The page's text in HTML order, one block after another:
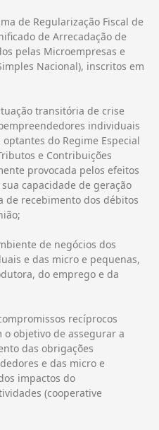
de Regularização Fiscal de
de Arrecadação de
pelas Microempresas e
Nacional), inscritos em
transitória de crise
individuais
do Regime Especial
e Contribuições
provocada pelos efeitos
capacidade de geração
de recebimento dos débitos
de negócios dos
e das micro e pequenas,
do emprego e da
recíprocos
objetivo de assegurar a
das obrigações
e das micro e
impactos do
(cooperative